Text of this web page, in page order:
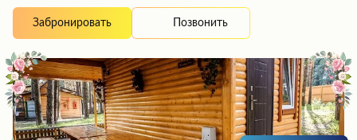
Забронировать Позвонить